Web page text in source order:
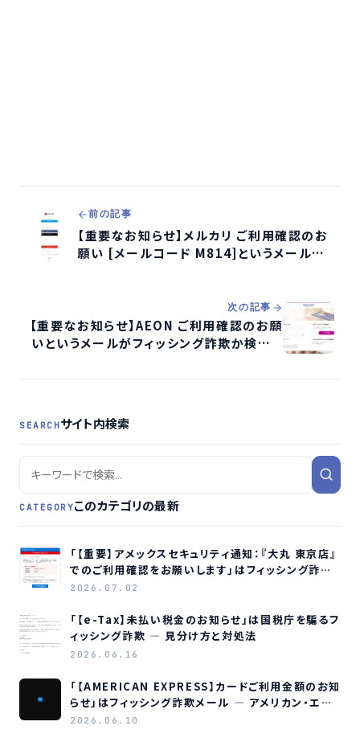
前の記事
【重要なお知らせ】メルカリ ご利用確認のお
願い [メールコード M814]というメールが
次の記事
【重要なお知らせ】AEON ご利用確認のお願
いというメールがフィッシング詐欺か検証す
SEARCHサイト内検索
CATEGORYこのカテゴリの最新
「【重要】アメックスセキュリティ通知：『大丸 東京店』
でのご利用確認をお願いします」はフィッシング詐欺
メールです
2026.07.02
「【e-Tax】未払い税金のお知らせ」は国税庁を騙るフ
ィッシング詐欺 ― 見分け方と対処法
2026.06.16
「【AMERICAN EXPRESS】カードご利用金額のお知
らせ」はフィッシング詐欺メール ― アメリカン・エキ
スプレスを装う偽メールの見分け方
2026.06.10